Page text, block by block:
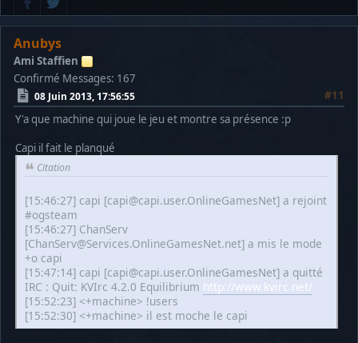
Anubys
Ami Staffien
Confirmé Messages: 167
08 Juin 2013, 17:56:55
#11
Y'a que machine qui joue le jeu et montre sa présence :p
Capi il fait le planqué
Citation
[15:46:27] capi [capi@capi.user.OnlineGamesNet] a rejoint
#ogsteam
[15:46:27] ChanServ
[ChanServ@Services.OnlineGamesNet.net] a mis le mode
+o capi
[15:47:14] capi [capi@capi.user.OnlineGamesNet] a quitté
IRC : Quit: KVIrc 4.2.0 Equilibrium http://www.kvirc.net/
[15:52:23] <+machine> !users
[15:52:30] <+machine> il est moche le capi